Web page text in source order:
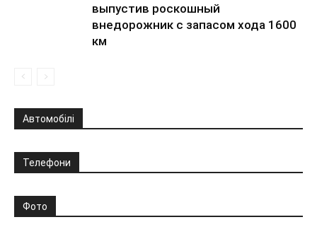
выпустив роскошный
внедорожник с запасом хода 1600
км
Автомобілі
Телефони
Фото